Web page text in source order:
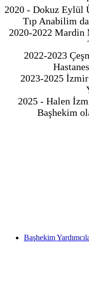
2020 - Dokuz Eylül
Tıp Anabilim
2020-2022 Mardin
2022-2023
2023-2025
2025 - Halen
Başhekim
Başhekim